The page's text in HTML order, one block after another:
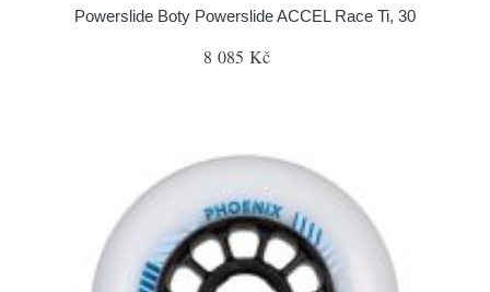
Powerslide Boty Powerslide ACCEL Race Ti, 30
8 085 Kč